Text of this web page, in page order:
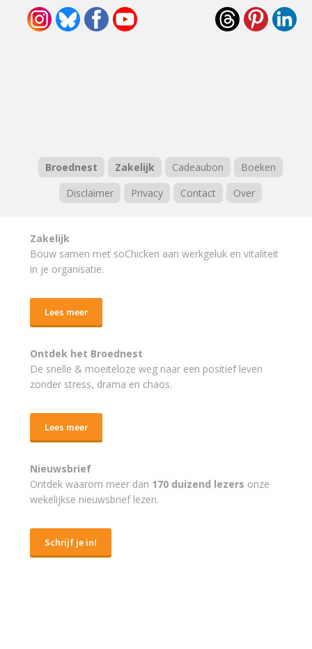
Broednest Zakelijk Cadeaubon
Boeken
Disclaimer
Privacy Contact Over
Zakelijk
Bouw samen met soChicken aan werkgeluk en vitaliteit
in je organisatie.
Lees meer
Ontdek het Broednest
De snelle & moeiteloze weg naar een positief leven
zonder stress, drama en chaos.
Lees meer
Nieuwsbrief
Ontdek waarom meer dan 170 duizend lezers onze
wekelijkse nieuwsbrief lezen.
Schrijf je in!